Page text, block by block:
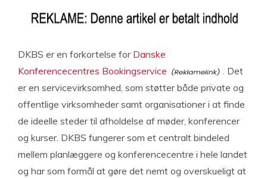
DKBS er en forkortelse for Danske
Konferencecentres Bookingservice
. Det
er en servicevirksomhed, som støtter både private og
offentlige virksomheder samt organisationer i at finde
de ideelle steder til afholdelse af møder, konferencer
og kurser. DKBS fungerer som et centralt bindeled
mellem planlæggere og konferencecentre i hele landet
og har som formål at gøre det nemt og overskueligt at